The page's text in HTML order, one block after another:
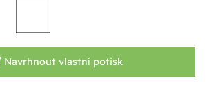
Navrhnout vlastní potisk